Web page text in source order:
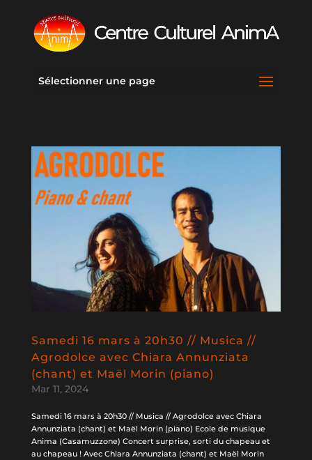
Sélectionner une page
Samedi 16 mars à 20h30 // Musica //
Agrodolce avec Chiara Annunziata
(chant) et Maël Morin (piano)
Mar 11, 2024
Samedi 16 mars à 20h30 // Musica // Agrodolce avec Chiara
Annunziata (chant) et Maël Morin (piano) Ecole de musique
Anima (Casamuzzone) Concert surprise, sorti du chapeau et
au chapeau ! Avec Chiara Annunziata (chant) et Maël Morin